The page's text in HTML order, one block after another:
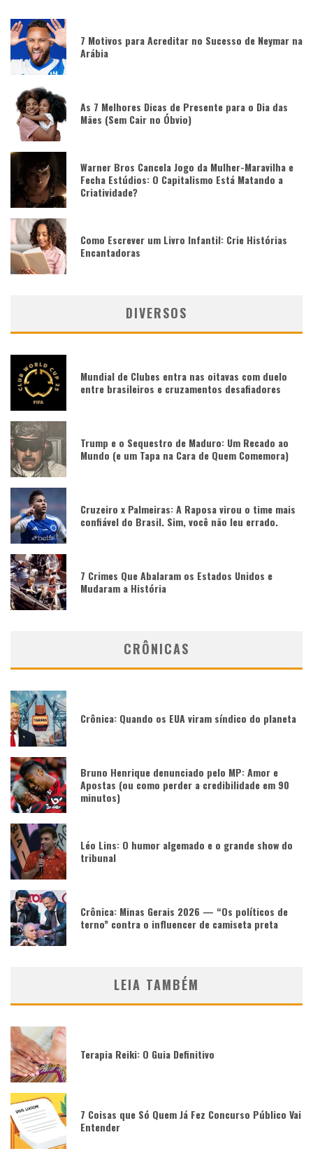
7 Motivos para Acreditar no Sucesso de Neymar na
Arábia
As 7 Melhores Dicas de Presente para o Dia das
Mães (Sem Cair no Óbvio)
Warner Bros Cancela Jogo da Mulher-Maravilha e
Fecha Estúdios: O Capitalismo Está Matando a
Criatividade?
Como Escrever um Livro Infantil: Crie Histórias
Encantadoras
DIVERSOS
Mundial de Clubes entra nas oitavas com duelo
entre brasileiros e cruzamentos desafiadores
Trump e o Sequestro de Maduro: Um Recado ao
Mundo (e um Tapa na Cara de Quem Comemora)
Cruzeiro x Palmeiras: A Raposa virou o time mais
confiável do Brasil. Sim, você não leu errado.
7 Crimes Que Abalaram os Estados Unidos e
Mudaram a História
CRÔNICAS
Crônica: Quando os EUA viram síndico do planeta
Bruno Henrique denunciado pelo MP: Amor e
Apostas (ou como perder a credibilidade em 90
minutos)
Léo Lins: O humor algemado e o grande show do
tribunal
Crônica: Minas Gerais 2026 — “Os políticos de
terno” contra o influencer de camiseta preta
LEIA TAMBÉM
Terapia Reiki: O Guia Definitivo
7 Coisas que Só Quem Já Fez Concurso Público Vai
Entender